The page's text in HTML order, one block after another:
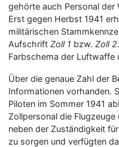
gehörte auch Personal der
Erst gegen Herbst 1941
militärischen
AufschriftZoll 1 bzw.Zoll 2
Farbschema der Luftwaffe
Über die genaue Zahl der
Informationen vorhanden.
Piloten im Sommer 1941
Zollpersonal die
neben der Zuständigkeit
zu sorgen und verfügten